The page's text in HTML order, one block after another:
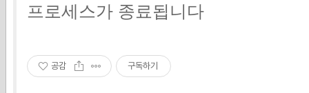
프로세스가 종료됩니다
공감 구독하기